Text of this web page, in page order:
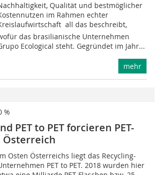
Qualität und bestmöglicher
im Rahmen echter
 all das beschreibt,
das brasilianische Unternehmen
Ecological steht. Gegründet im Jahr...
mehr
%
PET to PET forcieren PET-
Österreich
Osten Österreichs liegt das Recycling-
PET to PET. 2018 wurden hier